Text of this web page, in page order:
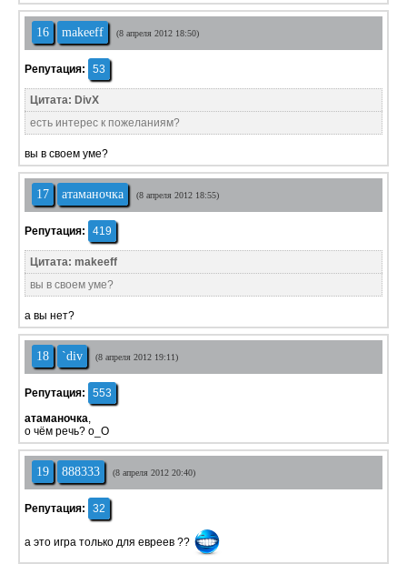
16 makeeff (8 апреля 2012 18:50)
Репутация: 53
Цитата: DivX
есть интерес к пожеланиям?
вы в своем уме?
17 атаманочка (8 апреля 2012 18:55)
Репутация: 419
Цитата: makeeff
вы в своем уме?
а вы нет?
18 `div (8 апреля 2012 19:11)
Репутация:
553
атаманочка,
о чём речь? о_О
19 888333 (8 апреля 2012 20:40)
Репутация: 32
а это игра только для евреев ??